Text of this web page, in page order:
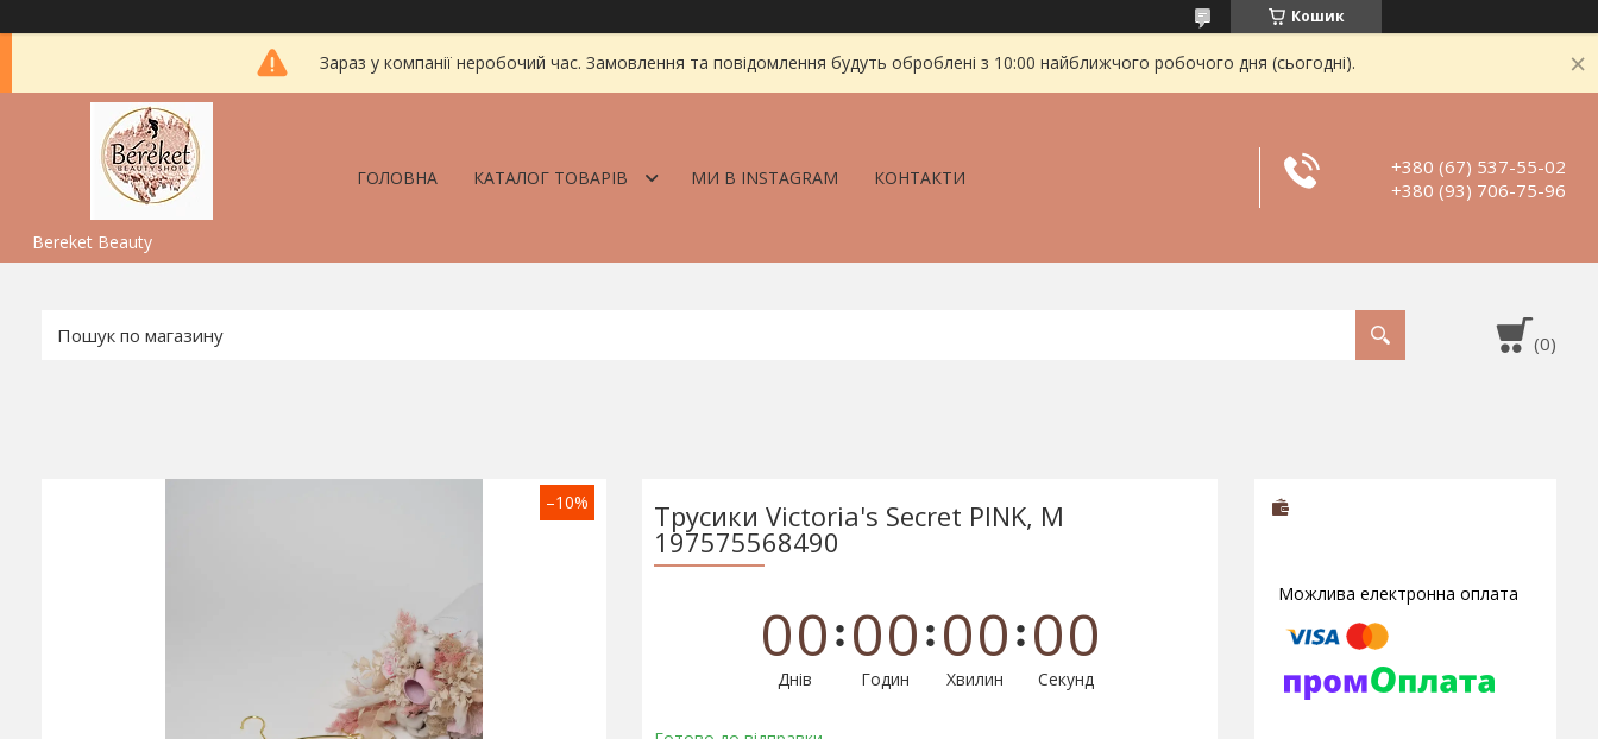
Кошик
Зараз у компанії неробочий час. Замовлення та повідомлення будуть оброблені з 10:00 найближчого робочого дня (сьогодні).
Bereket Beauty
ГОЛОВНА КАТАЛОГ ТОВАРІВ МИ В INSTAGRAM КОНТАКТИ
+380 (67) 537-55-02
+380 (93) 706-75-96
–10% Трусики Victoria's Secret PINK, M
197575568490
00
Днів
00
Годин
00
Хвилин
00
Секунд